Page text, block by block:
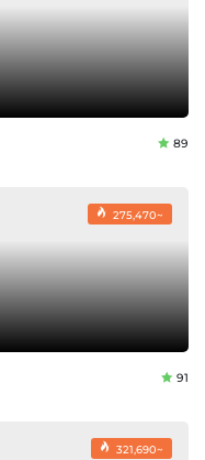
89
275,470~
91
321,690~